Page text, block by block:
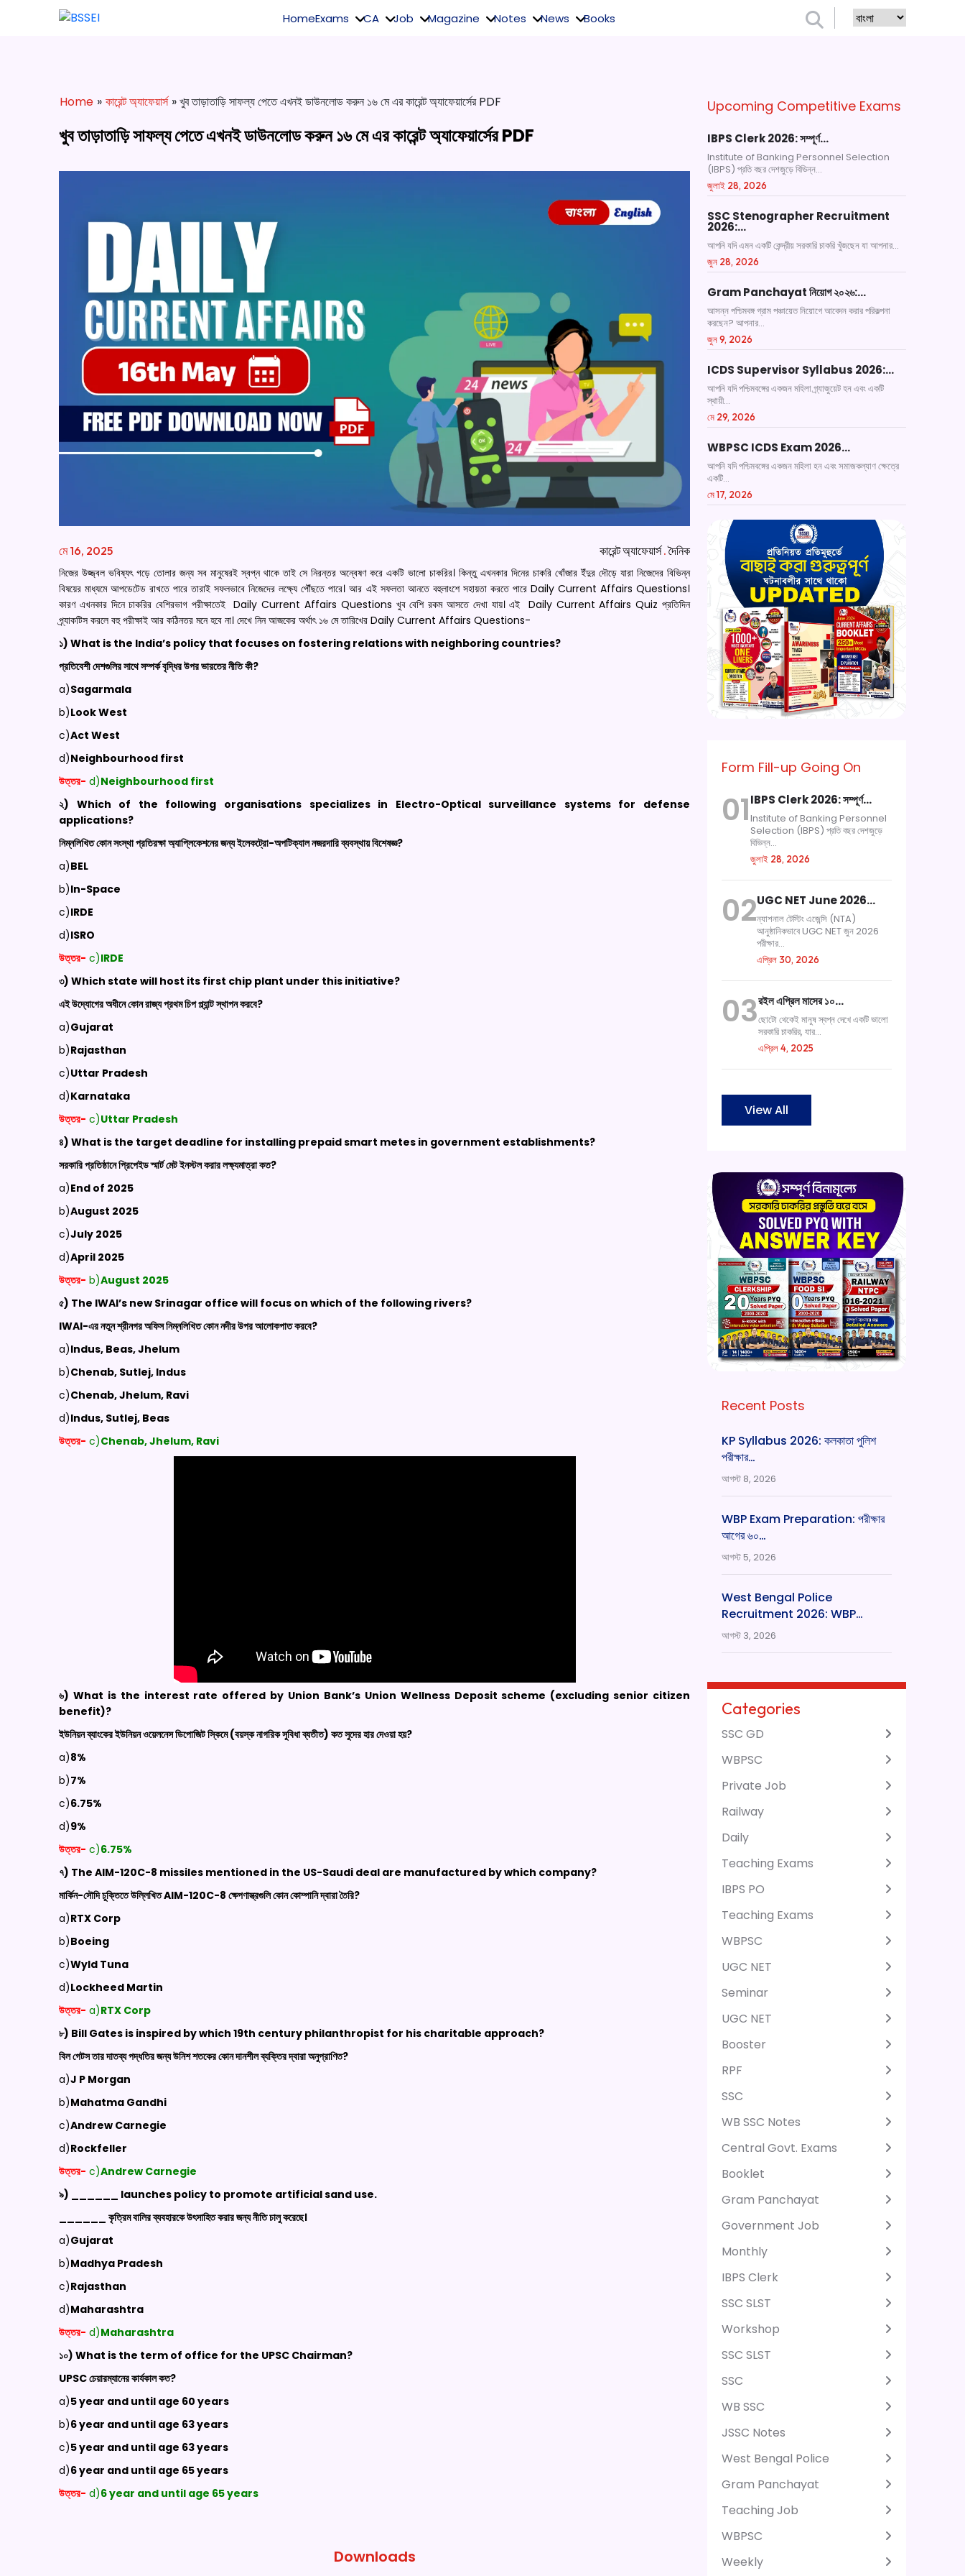
HomeExams CA Job Magazine Notes News Books
Home » কারেন্ট অ্যাফেয়ার্স » খুব তাড়াতাড়ি সাফল্য পেতে এখনই ডাউনলোড করুন ১৬ মে এর কারেন্ট অ্যাফেয়ার্সের PDF
খুব তাড়াতাড়ি সাফল্য পেতে এখনই ডাউনলোড করুন ১৬ মে এর কারেন্ট অ্যাফেয়ার্সের PDF
মে 16, 2025 কারেন্ট অ্যাফেয়ার্স.দৈনিক
নিজের উজ্জ্বল ভবিষ্যৎ গড়ে তোলার জন্য সব মানুষেরই স্বপ্ন থাকে তাই সে নিরন্তর অন্বেষণ করে একটি ভালো চাকরির। কিন্তু এখনকার দিনের চাকরি খোঁজার ইঁদুর দৌড়ে যারা নিজেদের বিভিন্ন
বিষয়ের মাধ্যমে আপডেটেড রাখতে পারে তারাই সফলভাবে নিজেদের লক্ষ্যে পৌঁছতে পারে। আর এই সফলতা আনতে বহুলাংশে সহায়তা করতে পারে Daily Current Affairs Questions।
কারণ এখনকার দিনে চাকরির বেশিরভাগ পরীক্ষাতেই Daily Current Affairs Questions খুব বেশি রকম আসতে দেখা যায়। এই Daily Current Affairs Quiz প্রতিদিন
প্র্যাকটিস করলে বহু পরীক্ষাই আর কঠিনতর মনে হবে না। দেখে নিন আজকের অর্থাৎ ১৬ মে তারিখের Daily Current Affairs Questions-
১) What is the India’s policy that focuses on fostering relations with neighboring countries?
প্রতিবেশী দেশগুলির সাথে সম্পর্ক বৃদ্ধির উপর ভারতের নীতি কী?
a)Sagarmala
b)Look West
c)Act West
d)Neighbourhood first
উত্তর- d)Neighbourhood first
২) Which of the following organisationsspecializes in Electro-Optical surveillance systems for defense
applications?
নিম্নলিখিত কোন সংস্থা প্রতিরক্ষা অ্যাপ্লিকেশনের জন্য ইলেকট্রো-অপটিক্যাল নজরদারি ব্যবস্থায় বিশেষজ্ঞ?
a)BEL
b)In-Space
c)IRDE
d)ISRO
উত্তর- c)IRDE
৩) Which state will host its first chip plant under this initiative?
এই উদ্যোগের অধীনে কোন রাজ্য প্রথম চিপ প্ল্যান্ট স্থাপন করবে?
a)Gujarat
b)Rajasthan
c)Uttar Pradesh
d)Karnataka
উত্তর- c)Uttar Pradesh
৪) What is the target deadline for installing prepaid smart metes in government establishments?
সরকারি প্রতিষ্ঠানে প্রিপেইড স্মার্ট মেট ইনস্টল করার লক্ষ্যমাত্রা কত?
a)End of 2025
b)August 2025
c)July 2025
d)April 2025
উত্তর- b)August 2025
৫) The IWAI’s new Srinagar office will focus on which of the following rivers?
IWAI-এর নতুন শ্রীনগর অফিস নিম্নলিখিত কোন নদীর উপর আলোকপাত করবে?
a)Indus, Beas, Jhelum
b)Chenab, Sutlej, Indus
c)Chenab, Jhelum, Ravi
d)Indus, Sutlej, Beas
উত্তর- c)Chenab, Jhelum, Ravi
৬) What is the interest rate offered by Union Bank’s Union Wellness Deposit scheme (excluding senior citizen
benefit)?
ইউনিয়ন ব্যাংকের ইউনিয়ন ওয়েলনেস ডিপোজিট স্কিমে (বয়স্ক নাগরিক সুবিধা ব্যতীত) কত সুদের হার দেওয়া হয়?
a)8%
b)7%
c)6.75%
d)9%
উত্তর- c)6.75%
৭) The AIM-120C-8 missiles mentioned in the US-Saudi deal are manufactured by which company?
মার্কিন-সৌদি চুক্তিতে উল্লিখিতAIM-120C-8 ক্ষেপণাস্ত্রগুলি কোন কোম্পানি দ্বারা তৈরি?
a)RTX Corp
b)Boeing
c)Wyld Tuna
d)Lockheed Martin
উত্তর- a)RTX Corp
৮) Bill Gates is inspired by which 19th century philanthropist for his charitable approach?
বিল গেটস তার দাতব্য পদ্ধতির জন্য উনিশ শতকের কোন দানশীল ব্যক্তির দ্বারা অনুপ্রাণিত?
a)J P Morgan
b)Mahatma Gandhi
c)Andrew Carnegie
d)Rockfeller
উত্তর- c)Andrew Carnegie
৯) ______ launches policy to promote artificial sand use.
______ কৃত্রিম বালির ব্যবহারকে উৎসাহিত করার জন্য নীতি চালু করেছে।
a)Gujarat
b)Madhya Pradesh
c)Rajasthan
d)Maharashtra
উত্তর- d)Maharashtra
১০) What is the term of office for the UPSC Chairman?
UPSCচেয়ারম্যানের কার্যকাল কত?
a)5 year and until age 60 years
b)6 year and until age 63 years
c)5 year and until age 63 years
d)6 year and until age 65 years
উত্তর- d)6 year and until age 65 years
Downloads
Upcoming Competitive Exams
IBPS Clerk 2026: সম্পূর্ণ…
Institute of Banking Personnel Selection
(IBPS) প্রতি বছর দেশজুড়ে বিভিন্ন...
জুলাই 28, 2026
SSC Stenographer Recruitment
2026:…
আপনি যদি এমন একটি কেন্দ্রীয় সরকারি চাকরি খুঁজছেন যা আপনার...
জুন 28, 2026
Gram Panchayat নিয়োগ ২০২৬:…
আসন্ন পশ্চিমবঙ্গ গ্রাম পঞ্চায়েত নিয়োগে আবেদন করার পরিকল্পনা
করছেন? আপনার...
জুন 9, 2026
ICDS Supervisor Syllabus 2026:…
আপনি যদি পশ্চিমবঙ্গের একজন মহিলা গ্র্যাজুয়েট হন এবং একটি
স্থায়ী...
মে 29, 2026
WBPSC ICDS Exam 2026…
আপনি যদি পশ্চিমবঙ্গের একজন মহিলা হন এবং সমাজকল্যাণ ক্ষেত্রে
একটি...
মে 17, 2026
Form Fill-up Going On
01IBPS Clerk 2026: সম্পূর্ণ…
Institute of Banking Personnel
Selection (IBPS) প্রতি বছর দেশজুড়ে
বিভিন্ন...
জুলাই 28, 2026
02UGC NET June 2026…
ন্যাশনাল টেস্টিং এজেন্সি (NTA)
আনুষ্ঠানিকভাবে UGC NET জুন 2026
পরীক্ষার...
এপ্রিল 30, 2026
03রইল এপ্রিল মাসের ১০…
ছোটো থেকেই মানুষ স্বপ্ন দেখে একটি ভালো
সরকারি চাকরির, যার...
এপ্রিল 4, 2025
View All
Recent Posts
KP Syllabus 2026: কলকাতা পুলিশ
পরীক্ষার…
আগস্ট 8, 2026
WBP Exam Preparation: পরীক্ষার
আগের ৬০…
আগস্ট 5, 2026
West Bengal Police
Recruitment 2026: WBP…
আগস্ট 3, 2026
Categories
SSC GD
WBPSC
Private Job
Railway
Daily
Teaching Exams
IBPS PO
Teaching Exams
WBPSC
UGC NET
Seminar
UGC NET
Booster
RPF
SSC
WB SSC Notes
Central Govt. Exams
Booklet
Gram Panchayat
Government Job
Monthly
IBPS Clerk
SSC SLST
Workshop
SSC SLST
SSC
WB SSC
JSSC Notes
West Bengal Police
Gram Panchayat
Teaching Job
WBPSC
Weekly